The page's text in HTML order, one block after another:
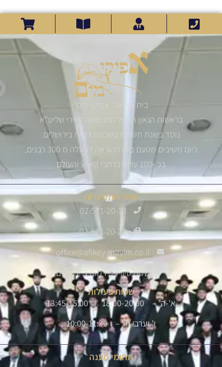
בית הוראה 'אפיקי מים'
בראשות הגאון הגדול הרב משה פנירי שליט"א
נוסד בשנת תשס"ז בשכונת רמות בירושלים.
כיום משיבים מטעם בית ההוראה למעלה מ 300 רבנים,
בכ -100 ערים ברחבי הארץ והעולם
פרטי התקשרות
02-571-20-10
02-571-20-22
office@afikey-mayim.co.il
שלום סיון 14, רמות ג' ירושלים
שעות פעילות
א'-ה' – 18:00-20:00 | 13:45-15:00
ו' וערבי חג – 10:00-11:30
תחומי מענה